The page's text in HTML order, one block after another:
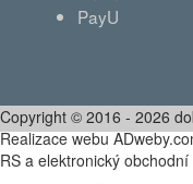
PayU
Copyright © 2016 - 2026
Realizace webu
RS a elektronický